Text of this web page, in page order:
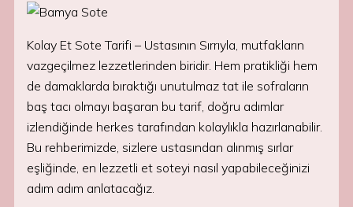
Kolay Et Sote Tarifi – Ustasının Sırrıyla, mutfakların
vazgeçilmez lezzetlerinden biridir. Hem pratikliği hem
de damaklarda bıraktığı unutulmaz tat ile sofraların
baş tacı olmayı başaran bu tarif, doğru adımlar
izlendiğinde herkes tarafından kolaylıkla hazırlanabilir.
Bu rehberimizde, sizlere ustasından alınmış sırlar
eşliğinde, en lezzetli et soteyi nasıl yapabileceğinizi
adım adım anlatacağız.